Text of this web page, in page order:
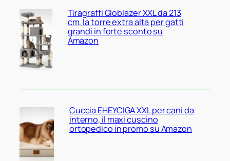
Tiragraffi Globlazer XXL da 213
cm, la torre extra alta per gatti
grandi in forte sconto su
Amazon
Cuccia EHEYCIGA XXL per cani da
interno, il maxi cuscino
ortopedico in promo su Amazon